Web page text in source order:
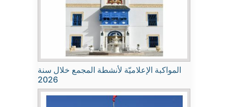
المواكبة الإعلاميّة لأنشطة المجمع خلال سنة
2026